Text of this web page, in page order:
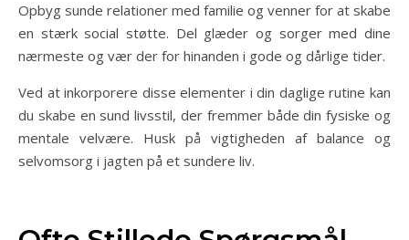
Opbyg sunde relationer med familie og venner for at skabe
en stærk social støtte. Del glæder og sorger med dine
nærmeste og vær der for hinanden i gode og dårlige tider.
Ved at inkorporere disse elementer i din daglige rutine kan
du skabe en sund livsstil, der fremmer både din fysiske og
mentale velvære. Husk på vigtigheden af balance og
selvomsorg i jagten på et sundere liv.